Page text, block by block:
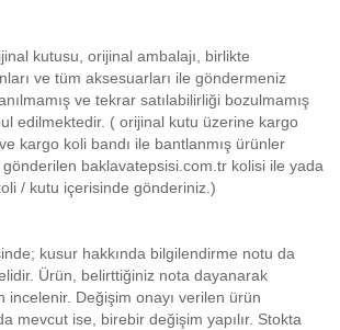
kutusu, orijinal ambalajı, birlikte
ve tüm aksesuarları ile göndermeniz
ve tekrar satılabilirliği bozulmamış
edilmektedir. ( orijinal kutu üzerine kargo
ve kargo koli bandı ile bantlanmış ürünler
baklavatepsisi.com.tr kolisi ile yada
/ kutu içerisinde gönderiniz.)
kusur hakkında bilgilendirme notu da
Ürün, belirttiğiniz nota dayanarak
incelenir. Değişim onayı verilen ürün
mevcut ise, birebir değişim yapılır. Stokta